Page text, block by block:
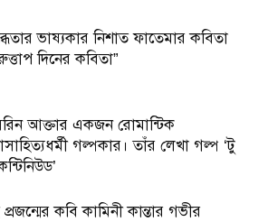
ভাষ্যকার নিশাত ফাতেমার কবিতা
দিনের কবিতা”
আক্তার একজন রোমান্টিক
গল্পকার। তাঁর লেখা গল্প ‘টু
কবি কামিনী কান্তার গভীর